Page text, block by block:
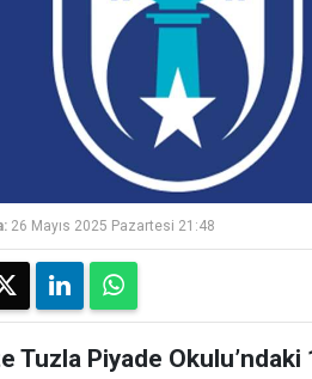
26 Mayıs 2025 Pazartesi 21:48
Tuzla Piyade